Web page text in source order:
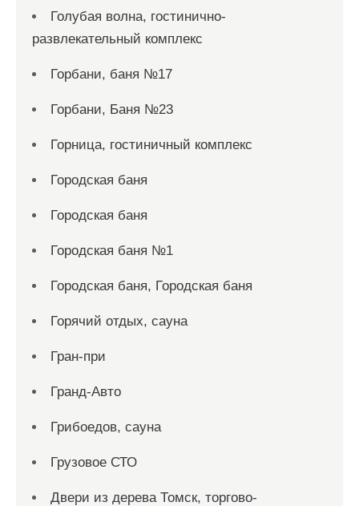
Голубая волна, гостинично-
развлекательный комплекс
Горбани, баня №17
Горбани, Баня №23
Горница, гостиничный комплекс
Городская баня
Городская баня
Городская баня №1
Городская баня, Городская баня
Горячий отдых, сауна
Гран-при
Гранд-Авто
Грибоедов, сауна
Грузовое СТО
Двери из дерева Томск, торгово-